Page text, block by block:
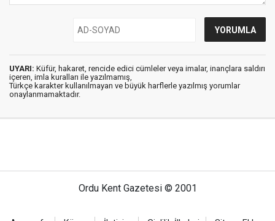
UYARI: Küfür, hakaret, rencide edici cümleler veya imalar, inançlara saldırı
içeren, imla kuralları ile yazılmamış,
Türkçe karakter kullanılmayan ve büyük harflerle yazılmış yorumlar
onaylanmamaktadır.
Ordu Kent Gazetesi © 2001